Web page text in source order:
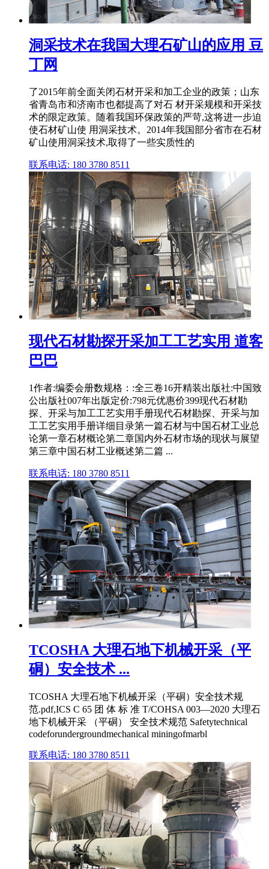
洞采技术在我国大理石矿山的应用 豆
丁网
了2015年前全面关闭石材开采和加工企业的政策；山东
省青岛市和济南市也都提高了对石 材开采规模和开采技
术的限定政策。随着我国环保政策的严苛,这将进一步迫
使石材矿山使 用洞采技术。2014年我国部分省市在石材
矿山使用洞采技术,取得了一些实质性的
联系电话: 180 3780 8511
现代石材勘探开采加工工艺实用 道客
巴巴
1作者:编委会册数规格：:全三卷16开精装出版社:中国致
公出版社007年出版定价:798元优惠价399现代石材勘
探、开采与加工工艺实用手册现代石材勘探、开采与加
工工艺实用手册详细目录第一篇石材与中国石材工业总
论第一章石材概论第二章国内外石材市场的现状与展望
第三章中国石材工业概述第二篇 ...
联系电话: 180 3780 8511
TCOSHA 大理石地下机械开采（平
硐）安全技术 ...
TCOSHA 大理石地下机械开采（平硐）安全技术规
范.pdf,ICS C 65 团 体 标 准 T/COHSA 003—2020 大理石
地下机械开采 （平硐） 安全技术规范 Safetytechnical
codeforundergroundmechanical miningofmarbl
联系电话: 180 3780 8511